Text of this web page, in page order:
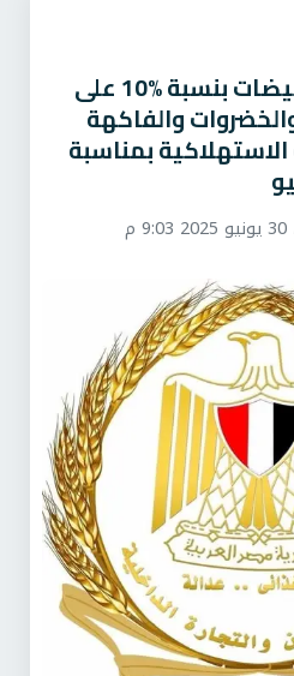
وزير التموين: تخفيضات بنسبة %10 على
والفاكهة
بمناسبة